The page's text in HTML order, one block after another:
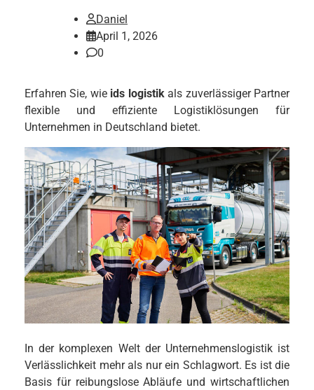
Daniel
April 1, 2026
0
Erfahren Sie, wie ids logistikals zuverlässiger Partner
flexible und effiziente Logistiklösungen für
Unternehmen in Deutschland bietet.
In der komplexen Welt der Unternehmenslogistik ist
Verlässlichkeit mehr als nur ein Schlagwort. Es ist die
Basis für reibungslose Abläufe und wirtschaftlichen